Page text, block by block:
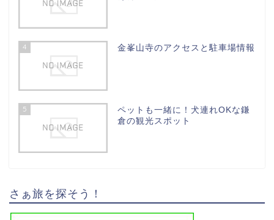
4 金峯山寺のアクセスと駐車場情報
5
ペットも一緒に！犬連れOKな鎌
倉の観光スポット
さぁ旅を探そう！